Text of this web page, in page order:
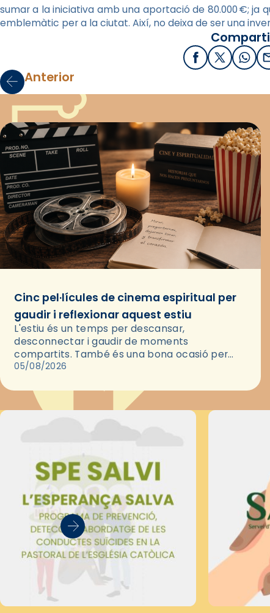
sumar a la iniciativa amb una aportació de 80.000 €;
emblemàtic per a la ciutat. Així, no deixa de ser una
Facebook
X /
Anterior
Cinc pel·lícules de cinema espiritual per
gaudir i reflexionar aquest estiu
L'estiu és un temps per descansar,
desconnectar i gaudir de moments
compartits. També és una bona ocasió per
deixar-se portar per una bona història i, a
05/08/2026